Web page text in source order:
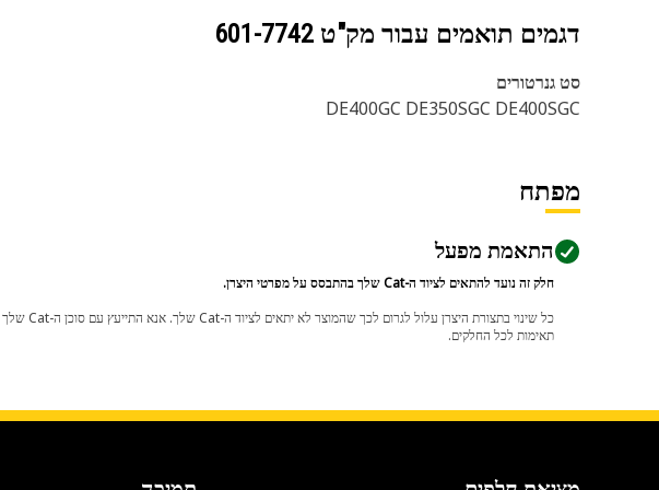
דגמים תואמים עבור מק"ט 601-7742
סט גנרטורים
DE400GC DE350SGC DE400SGC
מפתח
התאמת מפעל
חלק זה נועד להתאים לציוד ה-Cat שלך בהתבסס על מפרטי היצרן.
תאימות לכל החלקים.